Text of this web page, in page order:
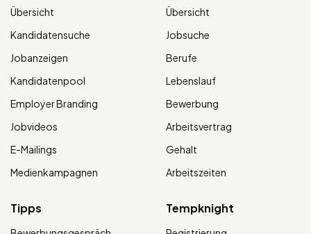
Übersicht
Kandidatensuche
Jobanzeigen
Kandidatenpool
Employer Branding
Jobvideos
E-Mailings
Medienkampagnen
Übersicht
Jobsuche
Berufe
Lebenslauf
Bewerbung
Arbeitsvertrag
Gehalt
Arbeitszeiten
Tipps Tempknight